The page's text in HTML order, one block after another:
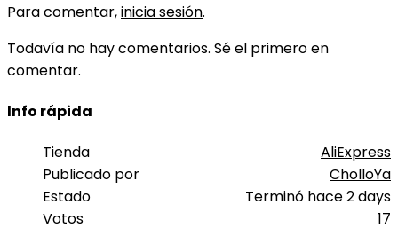
Para comentar,inicia sesión.
Todavía no hay comentarios. Sé el primero en
comentar.
Info rápida
Tienda
AliExpress
Publicado por
CholloYa
Estado
Terminó hace 2 days
Votos
17